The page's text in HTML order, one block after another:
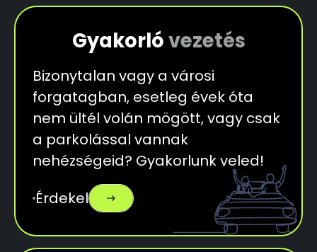
Gyakorlóvezetés
Bizonytalan vagy a városi
forgatagban, esetleg évek óta
nem ültél volán mögött, vagy csak
a parkolással vannak
nehézségeid? Gyakorlunk veled!
Érdekel
east